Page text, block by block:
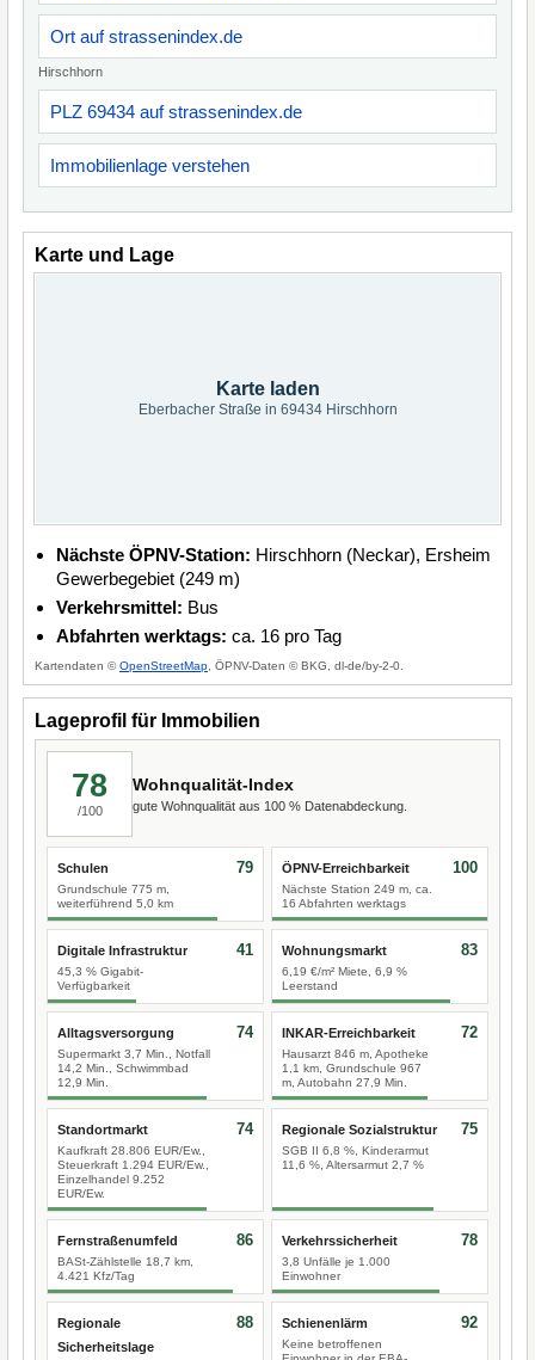
Ort auf strassenindex.de
Hirschhorn
PLZ 69434 auf strassenindex.de
Immobilienlage verstehen
Karte und Lage
Karte laden
Eberbacher Straße in 69434 Hirschhorn
Nächste ÖPNV-Station: Hirschhorn (Neckar), Ersheim
Gewerbegebiet (249 m)
Verkehrsmittel: Bus
Abfahrten werktags: ca. 16 pro Tag
Kartendaten ©OpenStreetMap , ÖPNV-Daten © BKG, dl-de/by-2-0.
Lageprofil für Immobilien
78
/100
Wohnqualität-Index
gute Wohnqualität aus 100 % Datenabdeckung.
Schulen
Grundschule 775 m,
weiterführend 5,0 km
79 ÖPNV-Erreichbarkeit
Nächste Station 249 m, ca.
16 Abfahrten werktags
100
Digitale Infrastruktur
45,3 % Gigabit-
Verfügbarkeit
41 Wohnungsmarkt
6,19 €/m² Miete, 6,9 %
Leerstand
83
Alltagsversorgung
Supermarkt 3,7 Min., Notfall
14,2 Min., Schwimmbad
12,9 Min.
74 INKAR-Erreichbarkeit
Hausarzt 846 m, Apotheke
1,1 km, Grundschule 967
m, Autobahn 27,9 Min.
72
Standortmarkt
Kaufkraft 28.806 EUR/Ew.,
Steuerkraft 1.294 EUR/Ew.,
Einzelhandel 9.252
EUR/Ew.
74 Regionale Sozialstruktur
SGB II 6,8 %, Kinderarmut
11,6 %, Altersarmut 2,7 %
75
Fernstraßenumfeld
BASt-Zählstelle 18,7 km,
4.421 Kfz/Tag
86 Verkehrssicherheit
3,8 Unfälle je 1.000
Einwohner
78
Regionale
Sicherheitslage
88 Schienenlärm
Keine betroffenen
92